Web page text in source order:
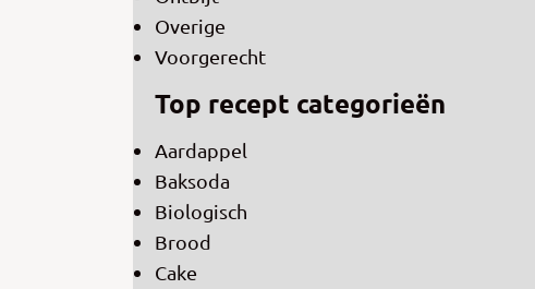
Overige
Voorgerecht
Top recept categorieën
Aardappel
Baksoda
Biologisch
Brood
Cake